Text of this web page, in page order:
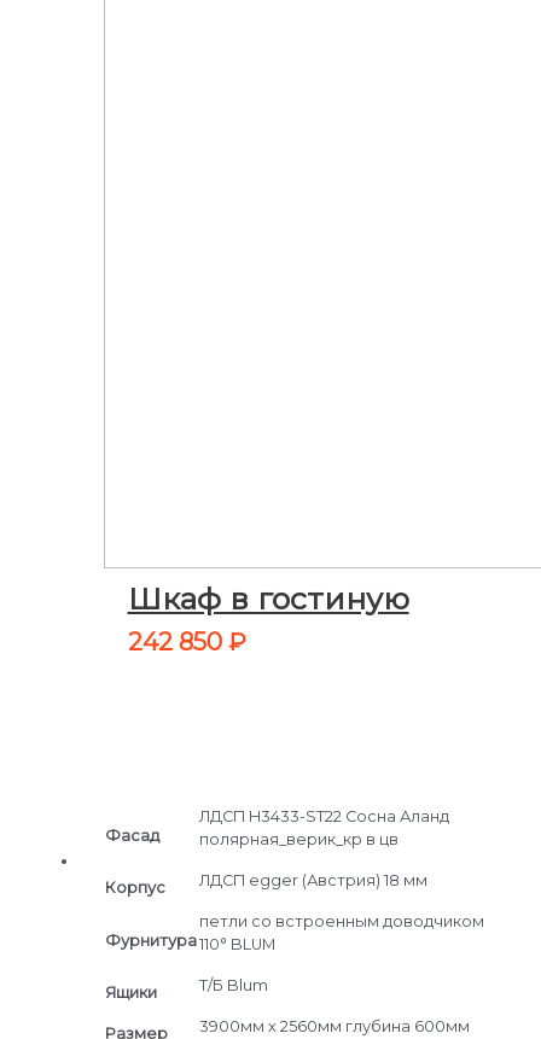
Шкаф в гостиную
242 850 ₽
Фасад
ЛДСП H3433-ST22 Сосна Аланд
полярная_верик_кр в цв
Корпус ЛДСП egger (Австрия) 18 мм
Фурнитура
петли со встроенным доводчиком
110° BLUM
Ящики Т/Б Blum
Размер 3900мм х 2560мм глубина 600мм